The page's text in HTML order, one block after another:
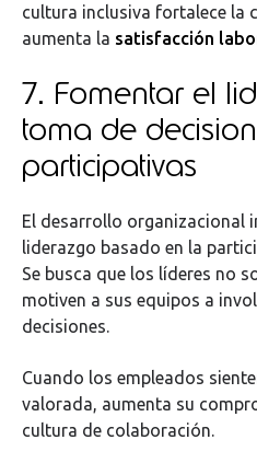
cultura inclusiva fortalece la
aumenta la satisfacción
7. Fomentar el
toma de
participativas
El desarrollo organizacional
liderazgo basado en la
Se busca que los líderes no
motiven a sus equipos a
decisiones.
Cuando los empleados
valorada, aumenta su
cultura de colaboración.